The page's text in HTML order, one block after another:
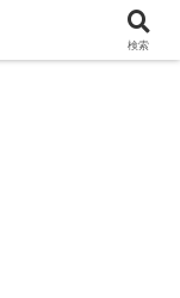
検索